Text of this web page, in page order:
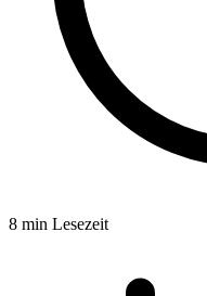
8 min Lesezeit